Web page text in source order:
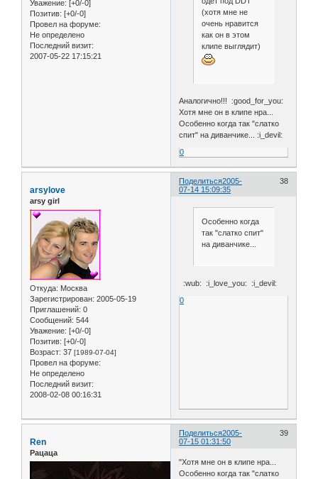
Уважение: [+0/-0]
Позитив: [+0/-0]
Провел на форуме:
Не определено
Последний визит:
2007-05-22 17:15:21
(хотя мне не
очень нравится
как он в этом
клипе выглядит)
Аналогично!!! :good_for_you:
Хотя мне он в клипе нра...
Особенно когда так "слатко
спит" на диванчике... :i_devil:
0
Поделиться 38
2005-
07-14 15:09:35
arsylove
arsy girl
Откуда: Москва
Зарегистрирован: 2005-05-19
Приглашений: 0
Сообщений: 544
Уважение: [+0/-0]
Позитив: [+0/-0]
Возраст: 37 [1989-07-04]
Провел на форуме:
Не определено
Последний визит:
2008-02-08 00:16:31
Особенно когда
так "слатко спит"
на диванчике...
:wub: :i_love_you: :i_devil:
0
Поделиться 39
2005-
07-15 01:31:50
Ren
Рацаца
"Хотя мне он в клипе нра...
Особенно когда так "слатко